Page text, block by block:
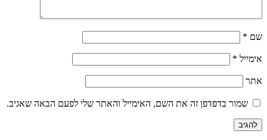
שם *
אימייל *
אתר
שמור בדפדפן זה את השם, האימייל והאתר שלי לפעם הבאה שאגיב.